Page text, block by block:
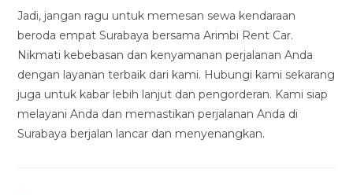
Jadi, jangan ragu untuk memesan sewa kendaraan
beroda empat Surabaya bersama Arimbi Rent Car.
Nikmati kebebasan dan kenyamanan perjalanan Anda
dengan layanan terbaik dari kami. Hubungi kami sekarang
juga untuk kabar lebih lanjut dan pengorderan. Kami siap
melayani Anda dan memastikan perjalanan Anda di
Surabaya berjalan lancar dan menyenangkan.